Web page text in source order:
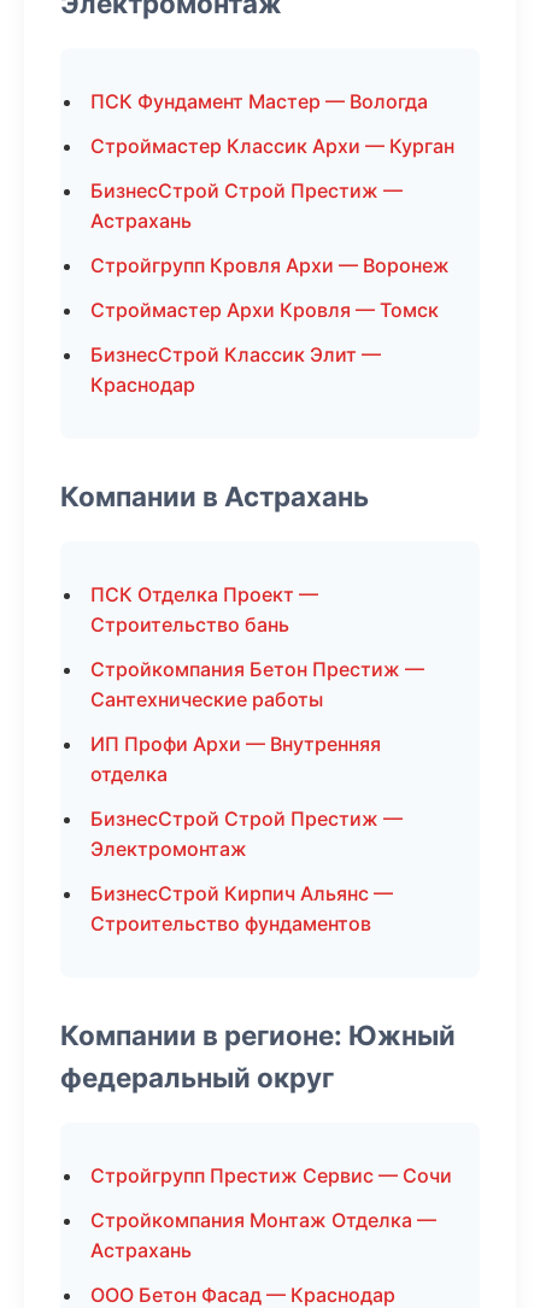
ПСК Фундамент Мастер — Вологда
Строймастер Классик Архи — Курган
БизнесСтрой Строй Престиж —
Астрахань
Стройгрупп Кровля Архи — Воронеж
Строймастер Архи Кровля — Томск
БизнесСтрой Классик Элит —
Краснодар
Компании в Астрахань
ПСК Отделка Проект —
Строительство бань
Стройкомпания Бетон Престиж —
Сантехнические работы
ИП Профи Архи — Внутренняя
отделка
БизнесСтрой Строй Престиж —
Электромонтаж
БизнесСтрой Кирпич Альянс —
Строительство фундаментов
Компании в регионе: Южный
федеральный округ
Стройгрупп Престиж Сервис — Сочи
Стройкомпания Монтаж Отделка —
Астрахань
ООО Бетон Фасад — Краснодар